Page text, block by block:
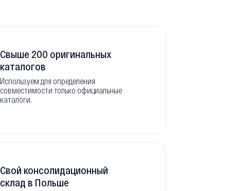
Свыше 200 оригинальных
каталогов
Используем для определения
совместимости только официальные
каталоги.
Свой консолидационный
склад в Польше